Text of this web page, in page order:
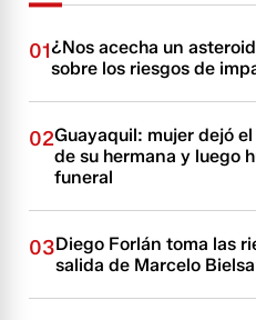
01¿Nos acecha un
sobre los riesgos de
02Guayaquil: mujer dejó
de su hermana y luego
funeral
03Diego Forlán toma las
salida de Marcelo Bielsa